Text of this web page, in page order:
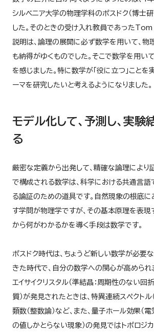
シルベニア大学の物理学科のポスドク（博士
した。そのときの受け入れ教員であった
説明は、論理の展開に必ず数学を用いて、物
も納得がゆくものでした。そこで数学を用い
を感じました。特に数学が「役に立つ」ことを
ーマを研究したいと考えるようになりました。
モデル化して、予測し、実験
る
厳密な定義から出発して、精確な論理により
で構成される数学は、科学における共通言語
る論証のための道具です。自然現象の根底
す学問が物理学ですが、その基本原理を表
から何がわかるかを導く手段は数学です。
ポスドク時代は、ちょうど新しい数学が必要
きた時代で、自分の数学への関心が高められ
エイサイクリスタル（準結晶：周期性のない回
質）が発見されたときは、特異連続スペクトル
類数（整数論）など、また、量子ホール効果（
の値しかとらない現象）の発見ではトポロジ